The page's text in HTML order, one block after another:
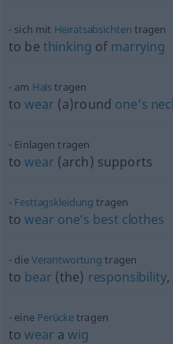
sich mit Heiratsabsichten tragen
to be thinking of marrying
am Halstragen
towear (a)round one’s
Einlagen tragen
towear (arch) supports
Festtagskleidung tragen
towear one’s best clothes
dieVerantwortung tragen
to bear (the) responsibility,
eine Perücketragen
towear awig